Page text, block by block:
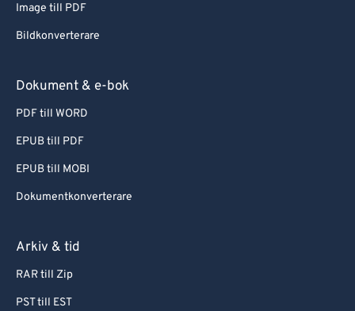
Image till PDF
Bildkonverterare
Dokument & e-bok
PDF till WORD
EPUB till PDF
EPUB till MOBI
Dokumentkonverterare
Arkiv & tid
RAR till Zip
PST till EST